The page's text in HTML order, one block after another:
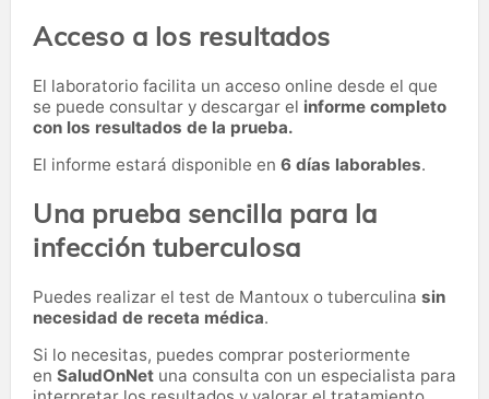
Acceso a los resultados
El laboratorio facilita un acceso online desde el que
se puede consultar y descargar el informe completo
con los resultados de la prueba.
El informe estará disponible en 6 días laborables.
Una prueba sencilla para la
infección tuberculosa
Puedes realizar el test de Mantoux o tuberculina sin
necesidad de receta médica.
Si lo necesitas, puedes comprar posteriormente
en SaludOnNet una consulta con un especialista para